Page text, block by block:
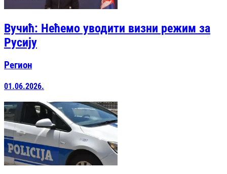
Вучић: Нећемо уводити визни режим за
Русију
Регион
01.06.2026.